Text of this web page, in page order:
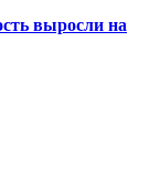
выросли на